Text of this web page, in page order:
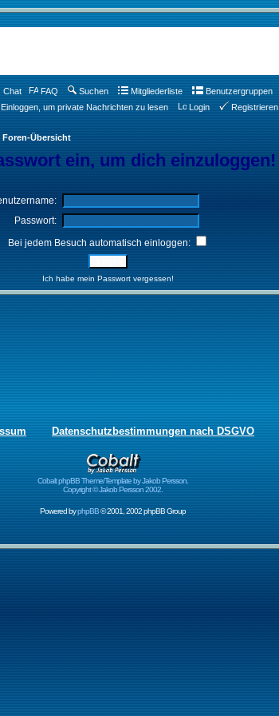
Chat FAQ Suchen Mitgliederliste
Benutzergruppen
Einloggen, um private Nachrichten zu lesen Login Registrieren
Übersicht
ein, um dich einzuloggen!
Passwort:
Bei jedem Besuch automatisch einloggen:
Ich habe mein Passwort vergessen!
Datenschutzbestimmungen nach DSGVO
Cobalt phpBB Theme/Template by Jakob Persson.
Copyright © Jakob Persson 2002.
Powered byphpBB© 2001, 2002 phpBB Group